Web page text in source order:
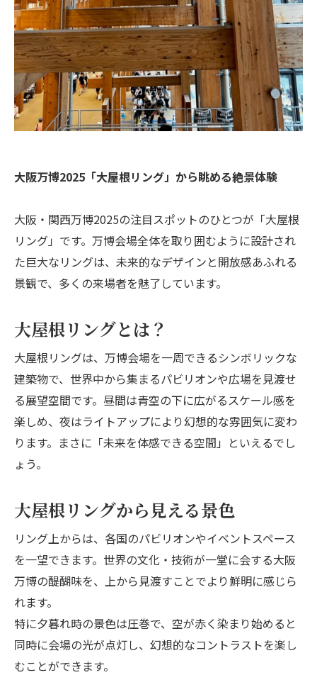
大阪万博2025「大屋根リング」から眺める絶景体験
大阪・関西万博2025の注目スポットのひとつが「大屋根
リング」です。万博会場全体を取り囲むように設計され
た巨大なリングは、未来的なデザインと開放感あふれる
景観で、多くの来場者を魅了しています。
大屋根リングとは？
大屋根リングは、万博会場を一周できるシンボリックな
建築物で、世界中から集まるパビリオンや広場を見渡せ
る展望空間です。昼間は青空の下に広がるスケール感を
楽しめ、夜はライトアップにより幻想的な雰囲気に変わ
ります。まさに「未来を体感できる空間」といえるでし
ょう。
大屋根リングから見える景色
リング上からは、各国のパビリオンやイベントスペース
を一望できます。世界の文化・技術が一堂に会する大阪
万博の醍醐味を、上から見渡すことでより鮮明に感じら
れます。
特に夕暮れ時の景色は圧巻で、空が赤く染まり始めると
同時に会場の光が点灯し、幻想的なコントラストを楽し
むことができます。